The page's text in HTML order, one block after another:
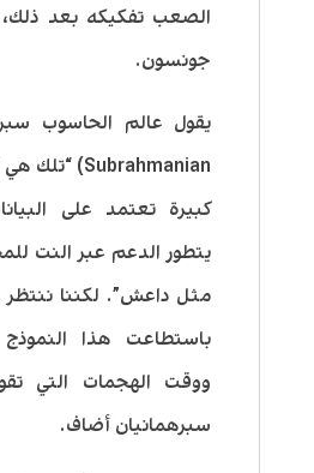
الصعب تفكيكه بعد
جونسون.
يقول عالم الحاسوب
Subrahmanian) “تلك هي
كبيرة تعتمد على
يتطور الدعم عبر النت
مثل داعش”. لكننا ننتظر
باستطاعت هذا النموذج
ووقت الهجمات التي
سبرهمانيان أضاف.